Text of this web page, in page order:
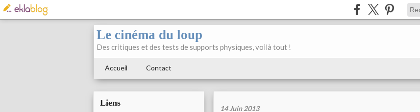
Le cinéma du loup
Des critiques et des tests de supports physiques, voilà tout !
Accueil Contact
Liens
14 Juin 2013